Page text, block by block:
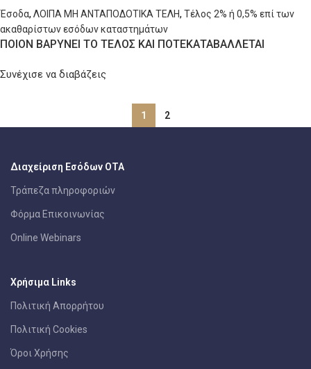
Έσοδα, ΛΟΙΠΑ ΜΗ ΑΝΤΑΠΟΔΟΤΙΚΑ ΤΕΛΗ, Τέλος 2% ή 0,5% επί των
ακαθαρίστων εσόδων καταστημάτων
ΠΟΙΟΝ ΒΑΡΥΝΕΙ ΤΟ ΤΕΛΟΣ ΚΑΙ ΠΟΤΕΚΑΤΑΒΑΛΛΕΤΑΙ
Συνέχισε να διαβάζεις
1 2
Διαχείριση Εσόδων ΟΤΑ
Τράπεζα πληροφοριών
Φόρμα Επικοινωνίας
Online Webinars
Χρήσιμα Links
Πολιτική Απορρήτου
Πολιτική Cookies
Όροι Χρήσης